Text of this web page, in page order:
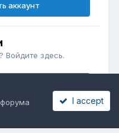
аккаунт
Войдите здесь.
I accept